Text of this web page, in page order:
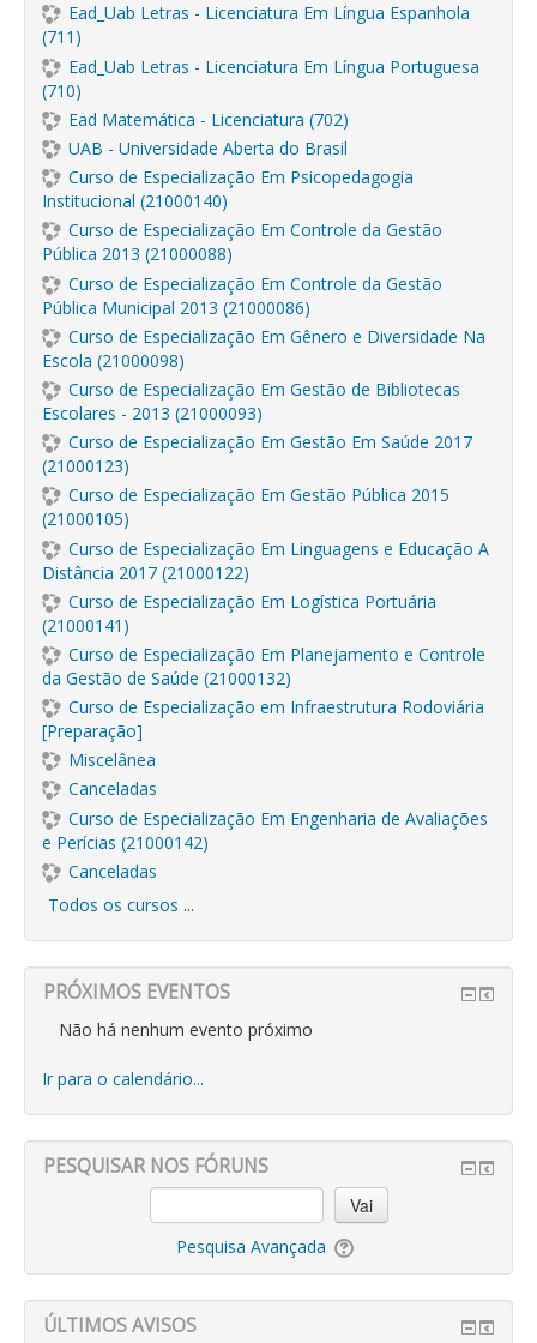
Ead_Uab Letras - Licenciatura Em Língua Espanhola
(711)
Ead_Uab Letras - Licenciatura Em Língua Portuguesa
(710)
Ead Matemática - Licenciatura (702)
UAB - Universidade Aberta do Brasil
Curso de Especialização Em Psicopedagogia
Institucional (21000140)
Curso de Especialização Em Controle da Gestão
Pública 2013 (21000088)
Curso de Especialização Em Controle da Gestão
Pública Municipal 2013 (21000086)
Curso de Especialização Em Gênero e Diversidade Na
Escola (21000098)
Curso de Especialização Em Gestão de Bibliotecas
Escolares - 2013 (21000093)
Curso de Especialização Em Gestão Em Saúde 2017
(21000123)
Curso de Especialização Em Gestão Pública 2015
(21000105)
Curso de Especialização Em Linguagens e Educação A
Distância 2017 (21000122)
Curso de Especialização Em Logística Portuária
(21000141)
Curso de Especialização Em Planejamento e Controle
da Gestão de Saúde (21000132)
Curso de Especialização em Infraestrutura Rodoviária
[Preparação]
Miscelânea
Canceladas
Curso de Especialização Em Engenharia de Avaliações
e Perícias (21000142)
Canceladas
Todos os cursos ...
PRÓXIMOS EVENTOS
Não há nenhum evento próximo
Ir para o calendário...
PESQUISAR NOS FÓRUNS
Vai
Pesquisa Avançada
ÚLTIMOS AVISOS